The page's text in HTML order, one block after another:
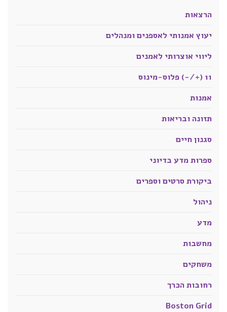
הרצאות
יעוץ אמנותי לאספנים ומנהלים
ליווי אוצרותי לאמנים
11 (+/-) פלוס-מינוס
אמנות
תזונה ובריאות
סגנון חיים
ספרות מדע בדיוני
ביקורת סרטים וספרים
ניהול
מדע
מחשבות
משחקים
רחובות הכרך
Boston Grid